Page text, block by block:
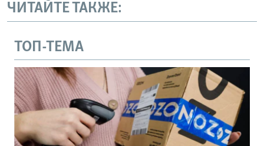
ЧИТАЙТЕ ТАКЖЕ:
ТОП-ТЕМА